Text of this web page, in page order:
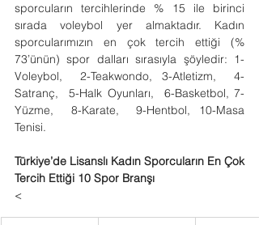
sporcuların tercihlerinde % 15 ile birinci
sırada voleybol yer almaktadır. Kadın
sporcularımızın en çok tercih ettiği (%
73’ünün) spor dalları sırasıyla şöyledir: 1-
Voleybol,  2-Teakwondo, 3-Atletizm,  4-
Satranç,  5-Halk Oyunları,  6-Basketbol, 7-
Yüzme,  8-Karate,  9-Hentbol, 10-Masa
Tenisi.
Türkiye’de Lisanslı Kadın Sporcuların En Çok
Tercih Ettiği 10 Spor Branşı
<